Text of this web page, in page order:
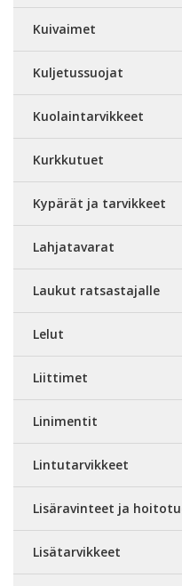
Kuivaimet
Kuljetussuojat
Kuolaintarvikkeet
Kurkkutuet
Kypärät ja tarvikkeet
Lahjatavarat
Laukut ratsastajalle
Lelut
Liittimet
Linimentit
Lintutarvikkeet
Lisäravinteet ja
Lisätarvikkeet